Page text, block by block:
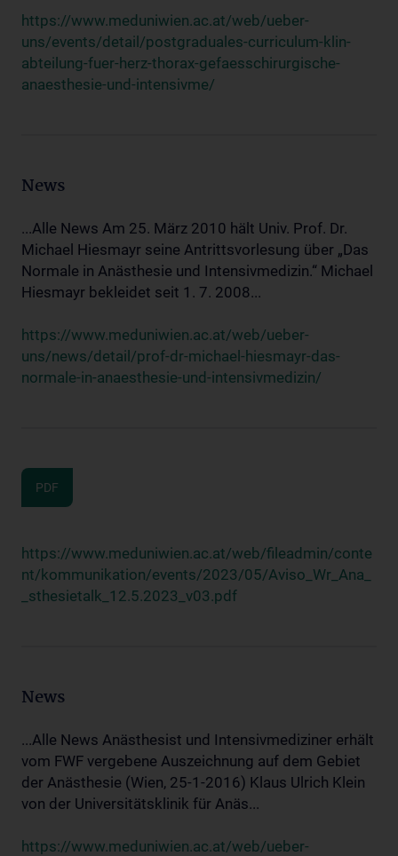
https://www.meduniwien.ac.at/web/ueber-
uns/events/detail/postgraduales-curriculum-klin-
abteilung-fuer-herz-thorax-gefaesschirurgische-
anaesthesie-und-intensivme/
News
...Alle News Am 25. März 2010 hält Univ. Prof. Dr.
Michael Hiesmayr seine Antrittsvorlesung über „Das
Normale in Anästhesie und Intensivmedizin.“ Michael
Hiesmayr bekleidet seit 1. 7. 2008...
https://www.meduniwien.ac.at/web/ueber-
uns/news/detail/prof-dr-michael-hiesmayr-das-
normale-in-anaesthesie-und-intensivmedizin/
PDF
https://www.meduniwien.ac.at/web/fileadmin/conte
nt/kommunikation/events/2023/05/Aviso_Wr_Ana_
_sthesietalk_12.5.2023_v03.pdf
News
...Alle News Anästhesist und Intensivmediziner erhält
vom FWF vergebene Auszeichnung auf dem Gebiet
der Anästhesie (Wien, 25-1-2016) Klaus Ulrich Klein
von der Universitätsklinik für Anäs...
https://www.meduniwien.ac.at/web/ueber-